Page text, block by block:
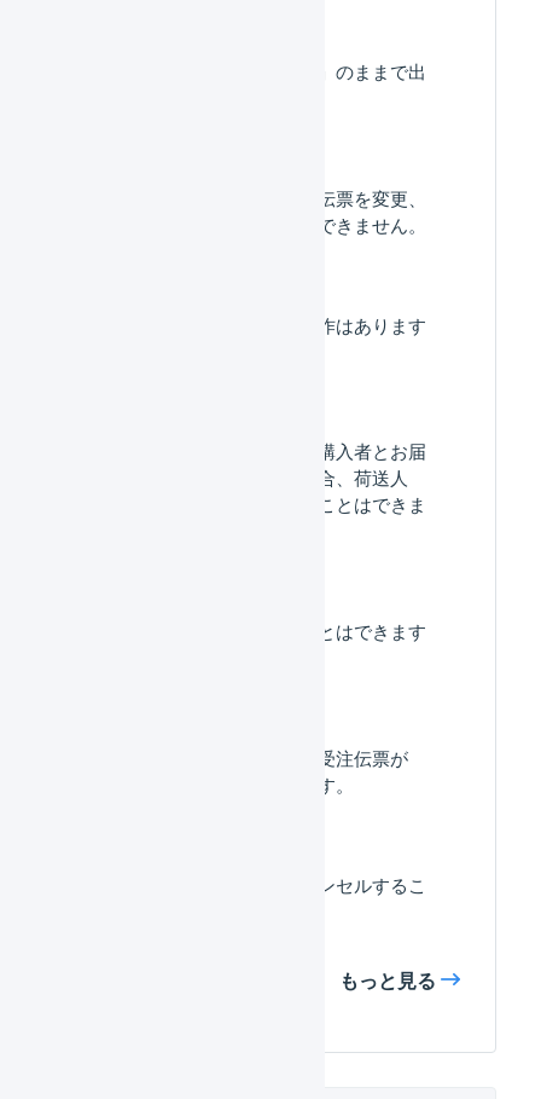
受注伝票が「入金待ち」のままで出
「出荷作業中」の出荷伝票を変更、
キャンセルすることができません。
長期休暇前に必要な操作はあります
ギフトのご注文など、購入者とお届
け先が異なる注文の場合、荷送人
（依頼人）を変更することはできま
表示件数を変更することはできます
在庫があるはずなのに受注伝票が
「引当待ち」になります。
楽天市場の受注をキャンセルするこ
もっと見る